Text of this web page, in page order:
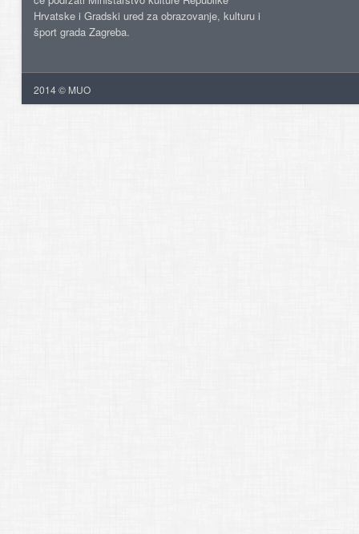
Hrvatske i Gradski ured za obrazovanje, kulturu i
šport grada Zagreba.
2014 © MUO